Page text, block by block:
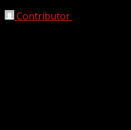
Contributor